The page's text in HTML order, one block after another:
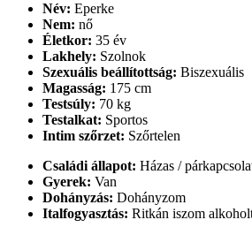
Név: Eperke
Nem: nő
Életkor: 35 év
Lakhely: Szolnok
Szexuális beállítottság: Biszexuális
Magasság: 175 cm
Testsúly: 70 kg
Testalkat: Sportos
Intim szőrzet: Szőrtelen
Családi állapot: Házas /
Gyerek: Van
Dohányzás: Dohányzom
Italfogyasztás: Ritkán iszom